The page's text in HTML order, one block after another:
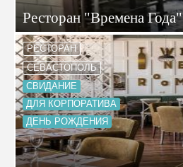
Ресторан "Времена Года"
РЕСТОРАН
СЕВАСТОПОЛЬ
СВИДАНИЕ
ДЛЯ КОРПОРАТИВА
ДЕНЬ РОЖДЕНИЯ